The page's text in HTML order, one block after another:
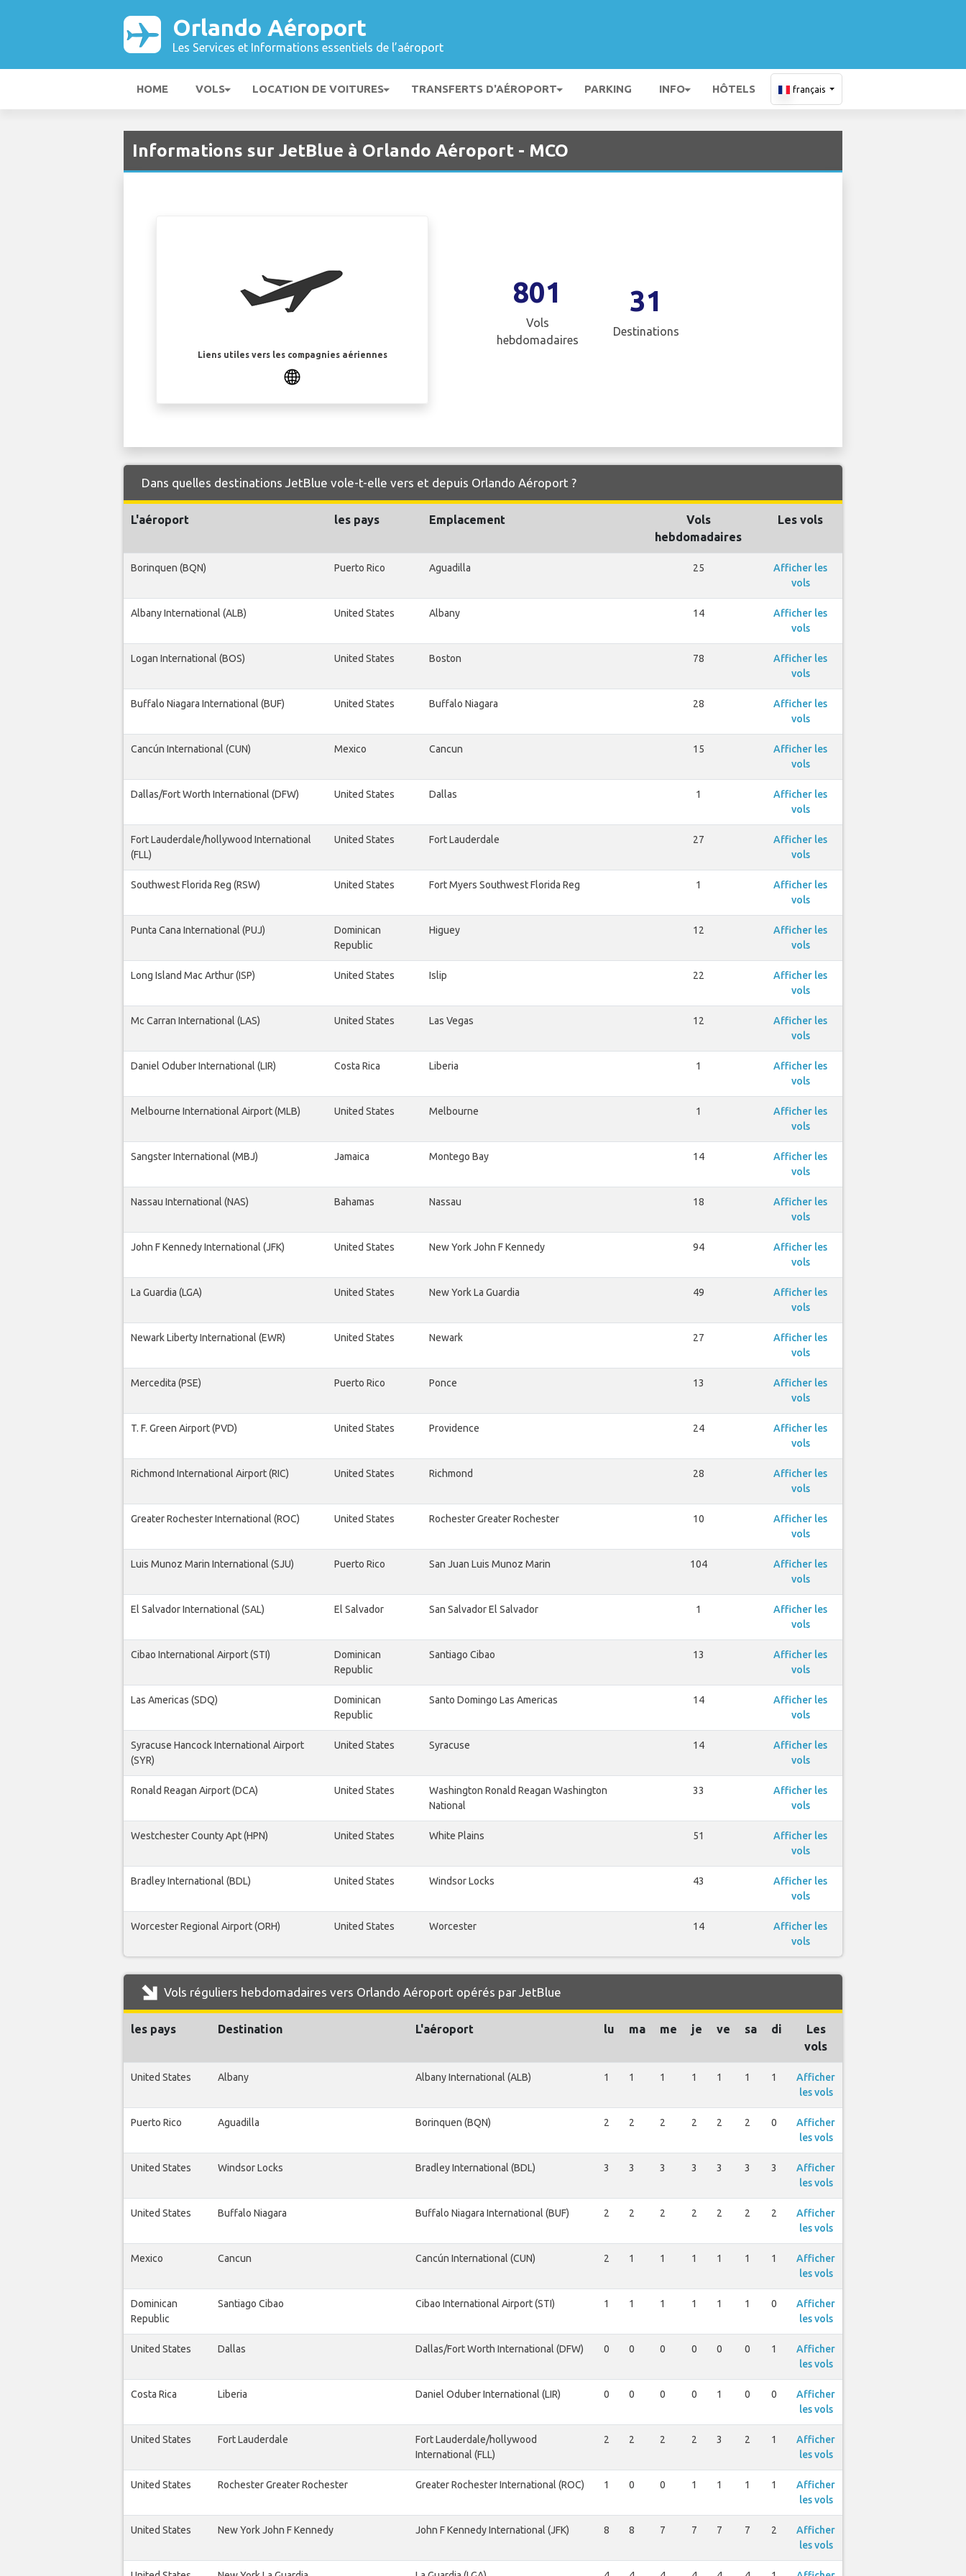
Orlando Aéroport
Les Services et Informations essentiels de l’aéroport
HOME VOLS LOCATION DE VOITURES TRANSFERTS D'AÉROPORT PARKING INFO HÔTELS français
Informations sur JetBlue à Orlando Aéroport - MCO
Liens utiles vers les compagnies aériennes
801
Vols
hebdomadaires
31
Destinations
Dans quelles destinations JetBlue vole-t-elle vers et depuis Orlando Aéroport ?
L'aéroport les pays Emplacement
Vols
hebdomadaires
Les vols
Borinquen (BQN) Puerto Rico Aguadilla 25
Afficher les
vols
Albany International (ALB) United States Albany 14
Afficher les
vols
Logan International (BOS) United States Boston 78
Afficher les
vols
Buffalo Niagara International (BUF) United States Buffalo Niagara 28
Afficher les
vols
Cancún International (CUN) Mexico Cancun 15
Afficher les
vols
Dallas/Fort Worth International (DFW) United States Dallas 1
Afficher les
vols
Fort Lauderdale/hollywood International
(FLL)
United States Fort Lauderdale 27
Afficher les
vols
Southwest Florida Reg (RSW) United States Fort Myers Southwest Florida Reg 1
Afficher les
vols
Punta Cana International (PUJ)
Dominican
Republic
Higuey 12
Afficher les
vols
Long Island Mac Arthur (ISP) United States Islip 22
Afficher les
vols
Mc Carran International (LAS) United States Las Vegas 12
Afficher les
vols
Daniel Oduber International (LIR) Costa Rica Liberia 1
Afficher les
vols
Melbourne International Airport (MLB) United States Melbourne 1
Afficher les
vols
Sangster International (MBJ) Jamaica Montego Bay 14
Afficher les
vols
Nassau International (NAS) Bahamas Nassau 18
Afficher les
vols
John F Kennedy International (JFK) United States New York John F Kennedy 94
Afficher les
vols
La Guardia (LGA) United States New York La Guardia 49
Afficher les
vols
Newark Liberty International (EWR) United States Newark 27
Afficher les
vols
Mercedita (PSE) Puerto Rico Ponce 13
Afficher les
vols
T. F. Green Airport (PVD) United States Providence 24
Afficher les
vols
Richmond International Airport (RIC) United States Richmond 28
Afficher les
vols
Greater Rochester International (ROC) United States Rochester Greater Rochester 10
Afficher les
vols
Luis Munoz Marin International (SJU) Puerto Rico San Juan Luis Munoz Marin 104
Afficher les
vols
El Salvador International (SAL) El Salvador San Salvador El Salvador 1
Afficher les
vols
Cibao International Airport (STI)
Dominican
Republic
Santiago Cibao 13
Afficher les
vols
Las Americas (SDQ)
Dominican
Republic
Santo Domingo Las Americas 14
Afficher les
vols
Syracuse Hancock International Airport
(SYR)
United States Syracuse 14
Afficher les
vols
Ronald Reagan Airport (DCA) United States
Washington Ronald Reagan Washington
National
33
Afficher les
vols
Westchester County Apt (HPN) United States White Plains 51
Afficher les
vols
Bradley International (BDL) United States Windsor Locks 43
Afficher les
vols
Worcester Regional Airport (ORH) United States Worcester 14
Afficher les
vols
Vols réguliers hebdomadaires vers Orlando Aéroport opérés par JetBlue
les pays Destination L'aéroport lu ma me je ve sa di
Les
vols
United States Albany Albany International (ALB) 1 1 1 1 1 1 1
Afficher
les vols
Puerto Rico Aguadilla Borinquen (BQN) 2 2 2 2 2 2 0
Afficher
les vols
United States Windsor Locks Bradley International (BDL) 3 3 3 3 3 3 3
Afficher
les vols
United States Buffalo Niagara Buffalo Niagara International (BUF) 2 2 2 2 2 2 2
Afficher
les vols
Mexico Cancun Cancún International (CUN) 2 1 1 1 1 1 1
Afficher
les vols
Dominican
Republic
Santiago Cibao Cibao International Airport (STI) 1 1 1 1 1 1 0
Afficher
les vols
United States Dallas Dallas/Fort Worth International (DFW) 0 0 0 0 0 0 1
Afficher
les vols
Costa Rica Liberia Daniel Oduber International (LIR) 0 0 0 0 1 0 0
Afficher
les vols
United States Fort Lauderdale
Fort Lauderdale/hollywood
International (FLL)
2 2 2 2 3 2 1
Afficher
les vols
United States Rochester Greater Rochester Greater Rochester International (ROC) 1 0 0 1 1 1 1
Afficher
les vols
United States New York John F Kennedy John F Kennedy International (JFK) 8 8 7 7 7 7 2
Afficher
les vols